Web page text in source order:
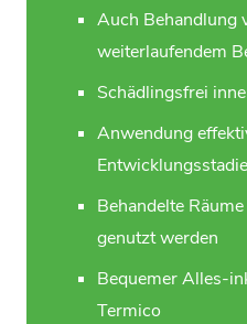
Auch Behandlung
weiterlaufendem
Schädlingsfrei
Anwendung
Behandelte
genutzt werden
Bequemer Alles-
Termico